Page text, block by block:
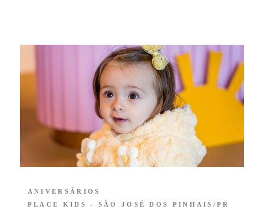
ANIVERSÁRIOS
PLACE KIDS - SÃO JOSÉ DOS PINHAIS/PR